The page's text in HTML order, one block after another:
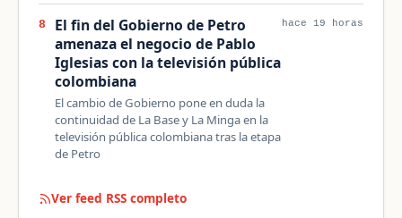
8
El fin del Gobierno de Petro
amenaza el negocio de Pablo
Iglesias con la televisión pública
colombiana
El cambio de Gobierno pone en duda la
continuidad de La Base y La Minga en la
televisión pública colombiana tras la etapa
de Petro
hace 19 horas
Ver feed RSS completo